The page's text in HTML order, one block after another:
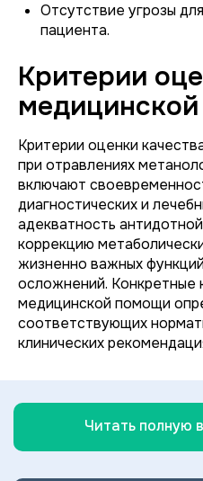
Отсутствие угрозы
пациента.
Критерии
Критерии оценки
при отравлениях
включают
диагностических и
адекватность
коррекцию
жизненно важных
осложнений. Конкретные
медицинской помощи
соответствующих
клинических
Читать полную